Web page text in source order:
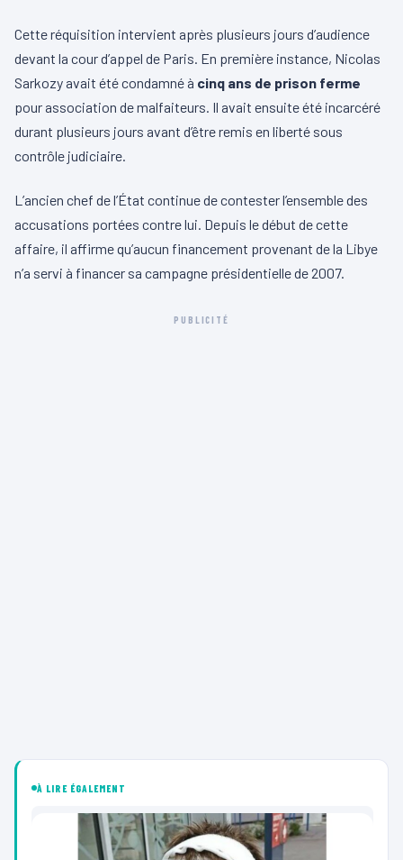
Cette réquisition intervient après plusieurs jours d’audience
devant la cour d’appel de Paris. En première instance, Nicolas
Sarkozy avait été condamné à cinq ans de prison ferme
pour association de malfaiteurs. Il avait ensuite été incarcéré
durant plusieurs jours avant d’être remis en liberté sous
contrôle judiciaire.
L’ancien chef de l’État continue de contester l’ensemble des
accusations portées contre lui. Depuis le début de cette
affaire, il affirme qu’aucun financement provenant de la Libye
n’a servi à financer sa campagne présidentielle de 2007.
PUBLICITÉ
À LIRE ÉGALEMENT